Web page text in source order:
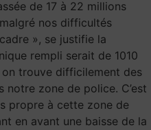
de 17 à 22 millions
nos difficultés
», se justifie la
rempli serait de 1010
trouve difficilement des
notre zone de police. C’est
propre à cette zone de
en avant une baisse de la